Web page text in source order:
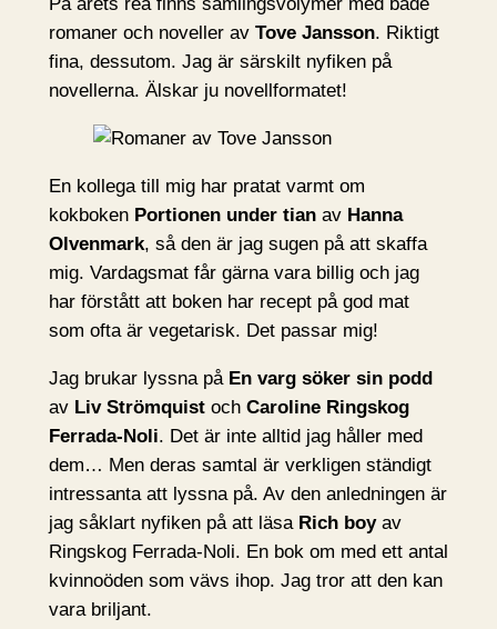
På årets rea finns samlingsvolymer med både
romaner och noveller av Tove Jansson. Riktigt
fina, dessutom. Jag är särskilt nyfiken på
novellerna. Älskar ju novellformatet!
En kollega till mig har pratat varmt om
kokboken Portionen under tianav Hanna
Olvenmark, så den är jag sugen på att skaffa
mig. Vardagsmat får gärna vara billig och jag
har förstått att boken har recept på god mat
som ofta är vegetarisk. Det passar mig!
Jag brukar lyssna på En varg söker sin podd
av Liv Strömquistoch Caroline Ringskog
Ferrada-Noli. Det är inte alltid jag håller med
dem… Men deras samtal är verkligen ständigt
intressanta att lyssna på. Av den anledningen är
jag såklart nyfiken på att läsa Rich boyav
Ringskog Ferrada-Noli. En bok om med ett antal
kvinnoöden som vävs ihop. Jag tror att den kan
vara briljant.